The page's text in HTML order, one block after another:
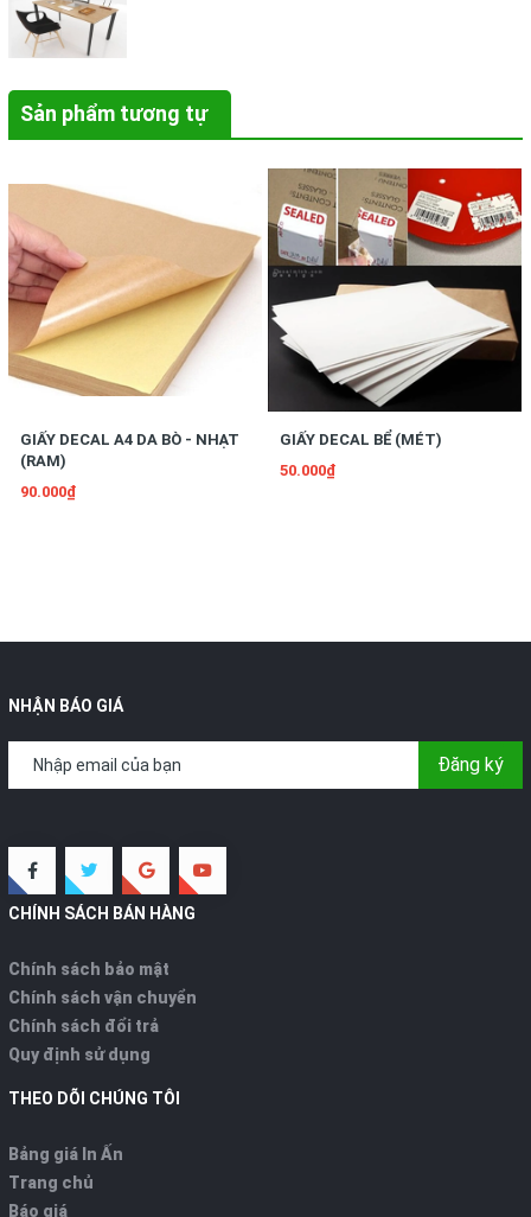
Sản phẩm tương tự
GIẤY DECAL A4 DA BÒ - NHẠT
(RAM)
90.000₫
GIẤY DECAL BỂ (MÉT)
50.000₫
NHẬN BÁO GIÁ
Đăng ký
CHÍNH SÁCH BÁN HÀNG
Chính sách bảo mật
Chính sách vận chuyển
Chính sách đổi trả
Quy định sử dụng
THEO DÕI CHÚNG TÔI
Bảng giá In Ấn
Trang chủ
Báo giá